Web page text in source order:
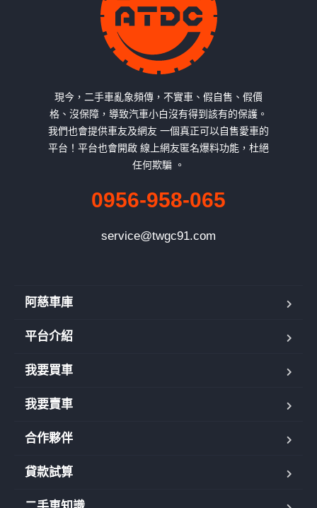
現今，二手車亂象頻傳，不實車、假自售、假價
格、沒保障，導致汽車小白沒有得到該有的保護。
我們也會提供車友及網友 一個真正可以自售愛車的
平台！平台也會開啟 線上網友匿名爆料功能，杜絕
任何欺騙 。
0956-958-065
service@twgc91.com
阿慈車庫
平台介紹
我要買車
我要賣車
合作夥伴
貸款試算